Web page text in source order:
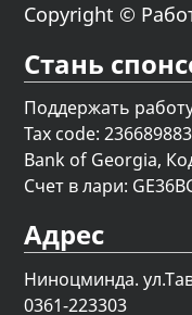
Copyright ©
Стань
Поддержать
Tax code: 236689883
Bank of Georgia,
Счет в лари:
Адрес
Ниноцминда.
0361-223303